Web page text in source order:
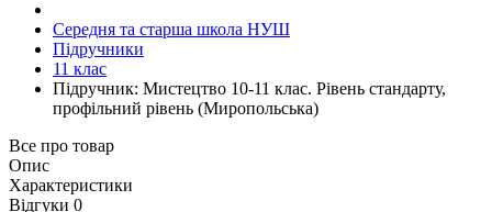
Середня та старша школа НУШ
Підручники
11 клас
Підручник: Мистецтво 10-11 клас. Рівень стандарту,
профільний рівень (Миропольська)
Все про товар
Опис
Характеристики
Відгуки 0